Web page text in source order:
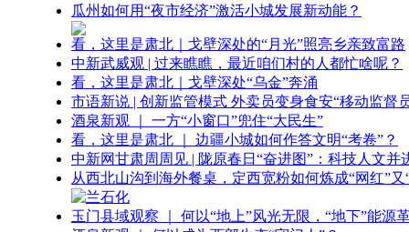
瓜州如何用“夜市经济”激活小城发展新动能？
看，这里是肃北｜戈壁深处的“月光”照亮乡亲致富路
中新武威观 | 过来瞧瞧，最近咱们村的人都忙啥呢？
看，这里是肃北｜戈壁深处“乌金”奔涌
市语新说 | 创新监管模式 外卖员变身食安“移动监督
酒泉新观 ｜ 一方“小窗口”兜住“大民生”
看，这里是肃北 ｜ 边疆小城如何作答文明“考卷”？
中新网甘肃周周见 | 陇原春日“奋进图”：科技人文并
从西北山沟到海外餐桌，定西宽粉如何炼成“网红”又
玉门县域观察 ｜ 何以“地上”风光无限，“地下”能源